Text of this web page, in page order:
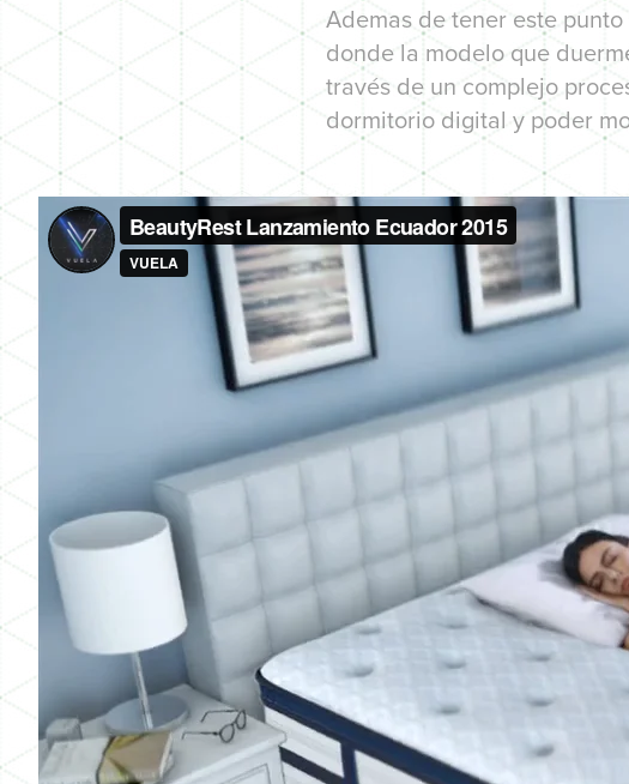
Ademas de tener este
donde la modelo que
través de un complejo
dormitorio digital y poder